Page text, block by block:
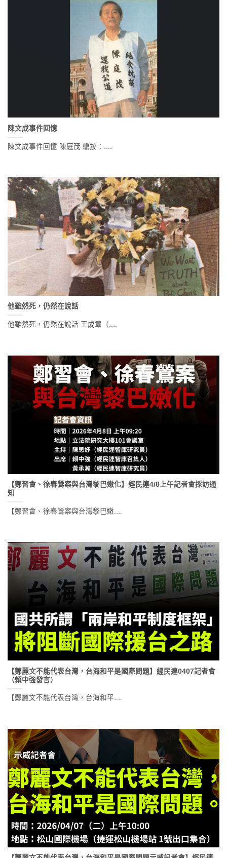
陳文成事件回憶
陳文成事件回憶 陳庭茂 編按：....
他雖然死，仍然在說話
他雖然死，仍然在說話 王成章（....
【鄭習會、徐春鶯案與台灣黎巴嫩化】經民連4/8上午記者會採訪通
知
【鄭習會、徐春鶯案與台灣黎巴嫩....
【鄭麗文不能代表台灣，台海和平是國際問題】經民連0407記者會
（賴中強發言）
【鄭麗文不能代表台灣，台海和平....